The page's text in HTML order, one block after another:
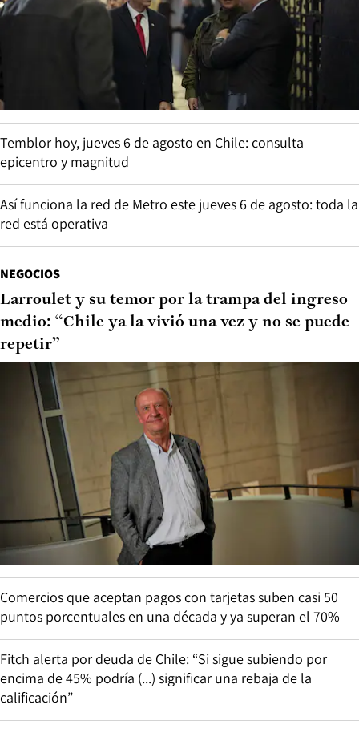
Temblor hoy, jueves 6 de agosto en Chile: consulta
epicentro y magnitud
Así funciona la red de Metro este jueves 6 de agosto: toda la
red está operativa
NEGOCIOS
Larroulet y su temor por la trampa del ingreso
medio: “Chile ya la vivió una vez y no se puede
repetir”
Comercios que aceptan pagos con tarjetas suben casi 50
puntos porcentuales en una década y ya superan el 70%
Fitch alerta por deuda de Chile: “Si sigue subiendo por
encima de 45% podría (...) significar una rebaja de la
calificación”